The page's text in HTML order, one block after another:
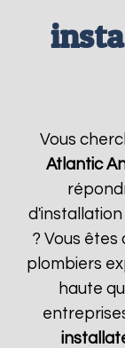
Vous
Atlantic
? Vous
plombiers
haute